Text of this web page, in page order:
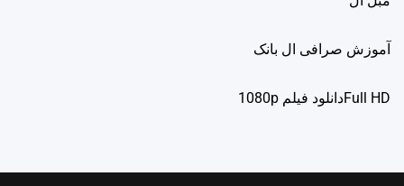
آموزش صرافی ال بانک
Full HDدانلود فيلم 1080p